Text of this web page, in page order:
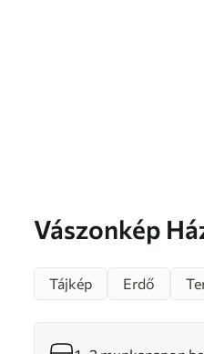
Tájkép
Erdő